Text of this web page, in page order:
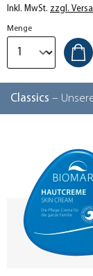
Inkl. MwSt. zzgl.
Menge
Classics –